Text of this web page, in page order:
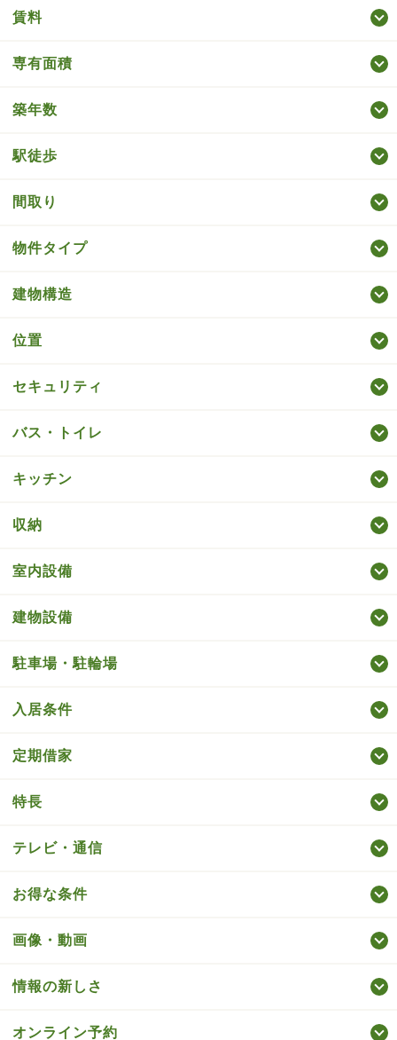
賃料
専有面積
築年数
駅徒歩
間取り
物件タイプ
建物構造
位置
セキュリティ
バス・トイレ
キッチン
収納
室内設備
建物設備
駐車場・駐輪場
入居条件
定期借家
特長
テレビ・通信
お得な条件
画像・動画
情報の新しさ
オンライン予約